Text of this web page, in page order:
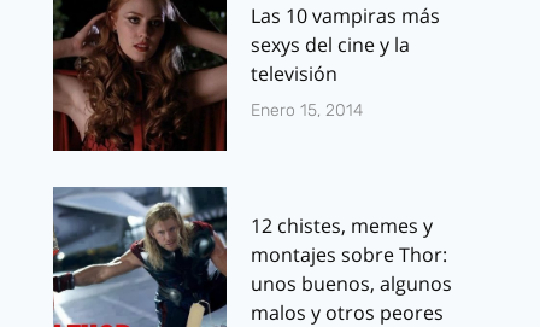
Las 10 vampiras más
sexys del cine y la
televisión
Enero 15, 2014
12 chistes, memes y
montajes sobre Thor:
unos buenos, algunos
malos y otros peores